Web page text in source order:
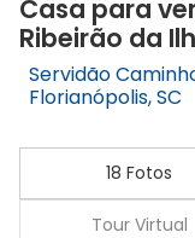
Casa para
Ribeirão da
Servidão
Florianópolis, SC
18 Fotos
Tour Virtual